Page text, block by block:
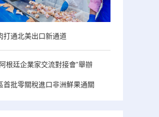
打通北美出口新通道
根廷企業家交流對接會”舉辦
首批零關稅進口非洲鮮果通關